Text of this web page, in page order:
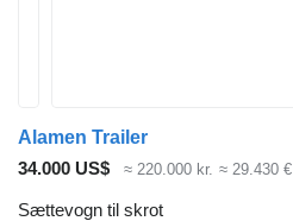
Alamen Trailer
34.000 US$
≈ 220.000 kr. ≈ 29.430 €
Sættevogn til skrot